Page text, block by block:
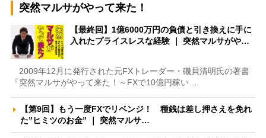
突然マルサがやって来た！
【最終回】1億6000万円の負債と引き換えに手に
入れたプライスレスな経験 ｜ 突然マルサがや…
2009年12月に発行された元FXトレーダー・磯貝清明氏の著書
『突然マルサがやって来た！～FXで10億円稼い…
【第9回】もう一度FXでリベンジ！ 種銭は差し押さえを免れ
た”ヒミツのお金” ｜ 突然マルサ…